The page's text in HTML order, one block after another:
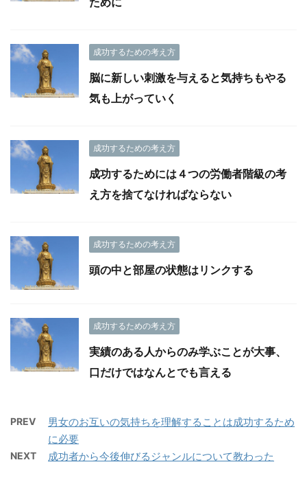
成功するための考え方
脳に新しい刺激を与えると気持ちもやる
気も上がっていく
成功するための考え方
成功するためには４つの労働者階級の考
え方を捨てなければならない
成功するための考え方
頭の中と部屋の状態はリンクする
成功するための考え方
実績のある人からのみ学ぶことが大事、
口だけではなんとでも言える
PREV
男女のお互いの気持ちを理解することは成功するため
に必要
NEXT 成功者から今後伸びるジャンルについて教わった